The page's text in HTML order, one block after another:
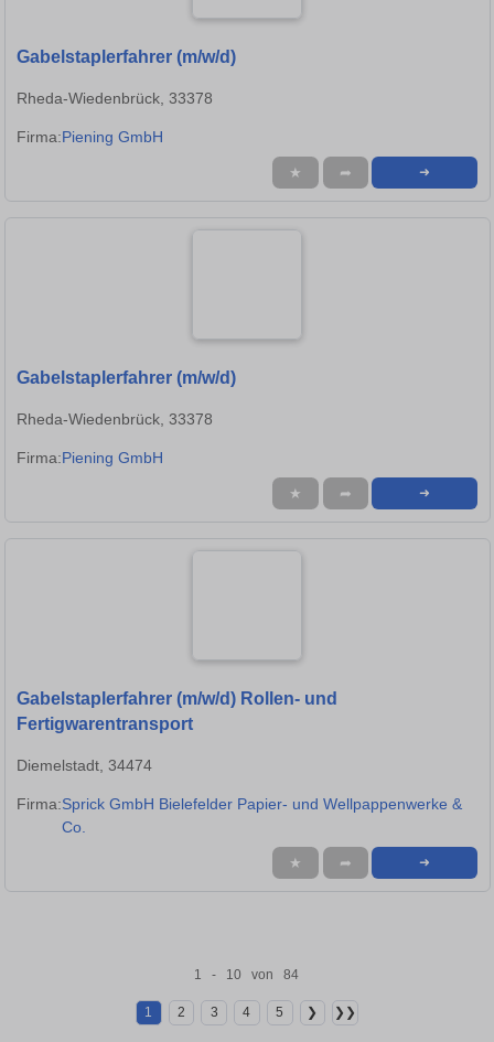
Gabelstaplerfahrer (m/w/d)
Rheda-Wiedenbrück, 33378
Firma:Piening GmbH
★ ➦ ➜
Gabelstaplerfahrer (m/w/d)
Rheda-Wiedenbrück, 33378
Firma:Piening GmbH
★ ➦ ➜
Gabelstaplerfahrer (m/w/d) Rollen- und
Fertigwarentransport
Diemelstadt, 34474
Firma:Sprick GmbH Bielefelder Papier- und Wellpappenwerke &
Co.
★ ➦ ➜
1 - 10 von 84
1 2 3 4 5 ❯ ❯❯